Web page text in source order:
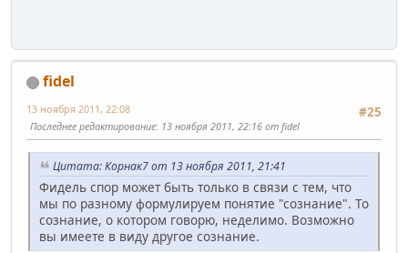
fidel
#25
13 ноября 2011, 22:08
Последнее редактирование: 13 ноября 2011, 22:16 от fidel
Цитата: Корнак7 от 13 ноября 2011, 21:41
Фидель спор может быть только в связи с тем, что
мы по разному формулируем понятие "сознание". То
сознание, о котором говорю, неделимо. Возможно
вы имеете в виду другое сознание.